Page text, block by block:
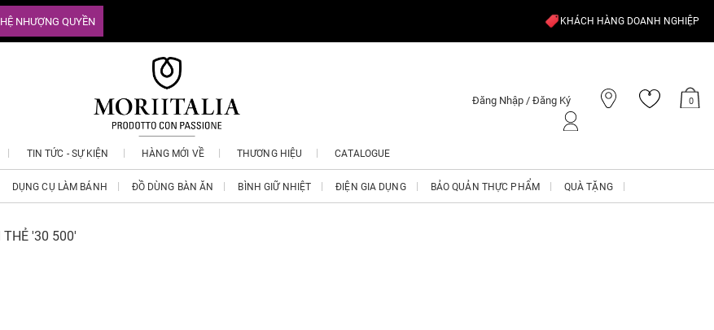
NHƯỢNG QUYỀN KHÁCH HÀNG DOANH NGHIỆP
Đăng Nhập / Đăng Ký 0
TIN TỨC - SỰ KIỆN HÀNG MỚI VỀ THƯƠNG HIỆU CATALOGUE
DỤNG CỤ LÀM BÁNH ĐỒ DÙNG BÀN ĂN BÌNH GIỮ NHIỆT ĐIỆN GIA DỤNG BẢO QUẢN THỰC PHẨM QUÀ TẶNG
THẺ '30 500'